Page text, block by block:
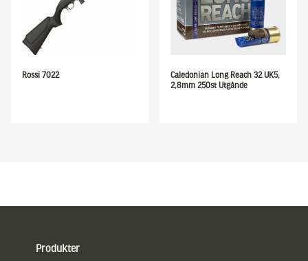
Rossi 7022
Caledonian Long Reach 32 UK5,
2,8mm 250st Utgånde
Produkter